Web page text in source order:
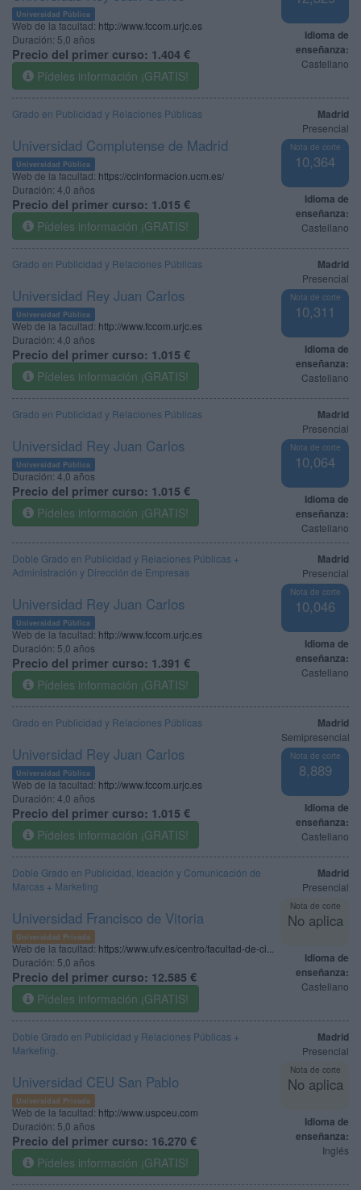
Idioma de
enseñanza:
Castellano
Universidad Pública
Web de la facultad: http://www.fccom.urjc.es
Duración: 5,0 años
Precio del primer curso: 1.404 €
Pídeles información ¡GRATIS!
Madrid
Presencial
Nota de corte
10,364
Idioma de
enseñanza:
Castellano
Grado en Publicidad y Relaciones Públicas
Universidad Complutense de Madrid
Universidad Pública
Web de la facultad: https://ccinformacion.ucm.es/
Duración: 4,0 años
Precio del primer curso: 1.015 €
Pídeles información ¡GRATIS!
Madrid
Presencial
Nota de corte
10,311
Idioma de
enseñanza:
Castellano
Grado en Publicidad y Relaciones Públicas
Universidad Rey Juan Carlos
Universidad Pública
Web de la facultad: http://www.fccom.urjc.es
Duración: 4,0 años
Precio del primer curso: 1.015 €
Pídeles información ¡GRATIS!
Madrid
Presencial
Nota de corte
10,064
Idioma de
enseñanza:
Castellano
Grado en Publicidad y Relaciones Públicas
Universidad Rey Juan Carlos
Universidad Pública
Duración:4,0 años
Precio del primer curso: 1.015 €
Pídeles información ¡GRATIS!
Madrid
Presencial
Nota de corte
10,046
Idioma de
enseñanza:
Castellano
Doble Grado en Publicidad y Relaciones Públicas +
Administración y Dirección de Empresas
Universidad Rey Juan Carlos
Universidad Pública
Web de la facultad: http://www.fccom.urjc.es
Duración: 5,0 años
Precio del primer curso: 1.391 €
Pídeles información ¡GRATIS!
Madrid
Semipresencial
Nota de corte
8,889
Idioma de
enseñanza:
Castellano
Grado en Publicidad y Relaciones Públicas
Universidad Rey Juan Carlos
Universidad Pública
Web de la facultad: http://www.fccom.urjc.es
Duración: 4,0 años
Precio del primer curso: 1.015 €
Pídeles información ¡GRATIS!
Madrid
Presencial
Nota de corte
No aplica
Idioma de
enseñanza:
Castellano
Doble Grado en Publicidad, Ideación y Comunicación de
Marcas + Marketing
Universidad Francisco de Vitoria
Universidad Privada
Web de la facultad: https://www.ufv.es/centro/facultad-de-ci...
Duración: 5,0 años
Precio del primer curso: 12.585 €
Pídeles información ¡GRATIS!
Madrid
Presencial
Nota de corte
No aplica
Idioma de
enseñanza:
Inglés
Doble Grado en Publicidad y Relaciones Públicas +
Marketing.
Universidad CEU San Pablo
Universidad Privada
Web de la facultad: http://www.uspceu.com
Duración: 5,0 años
Precio del primer curso: 16.270 €
Pídeles información ¡GRATIS!